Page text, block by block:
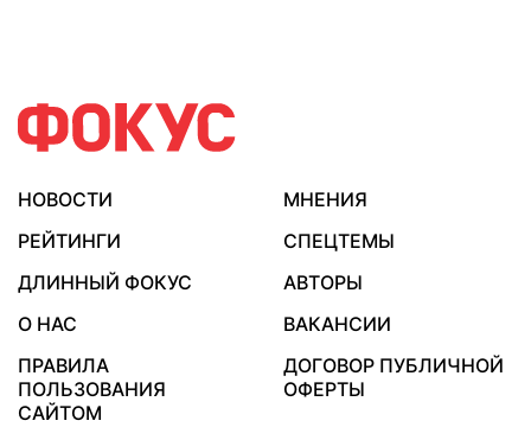
НОВОСТИ
МНЕНИЯ
РЕЙТИНГИ
СПЕЦТЕМЫ
ДЛИННЫЙ ФОКУС
АВТОРЫ
О НАС
ВАКАНСИИ
ПРАВИЛА
ПОЛЬЗОВАНИЯ
САЙТОМ
ДОГОВОР ПУБЛИЧНОЙ
ОФЕРТЫ